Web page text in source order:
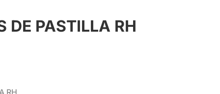
DE PASTILLA RH